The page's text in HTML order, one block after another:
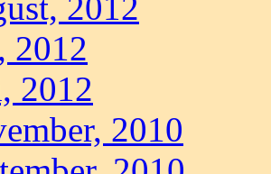
2012
2012
2012
2010